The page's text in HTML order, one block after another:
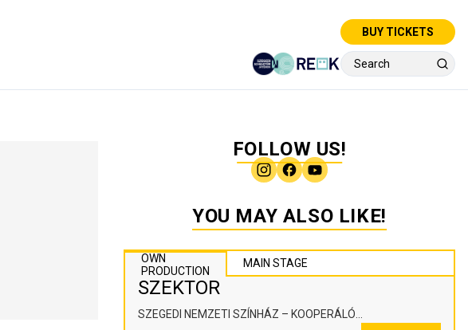
BUY TICKETS
FOLLOW US!
YOU MAY ALSO LIKE!
OWN
PRODUCTION
MAIN STAGE
SZEKTOR
SZEGEDI NEMZETI SZÍNHÁZ – KOOPERÁLÓ